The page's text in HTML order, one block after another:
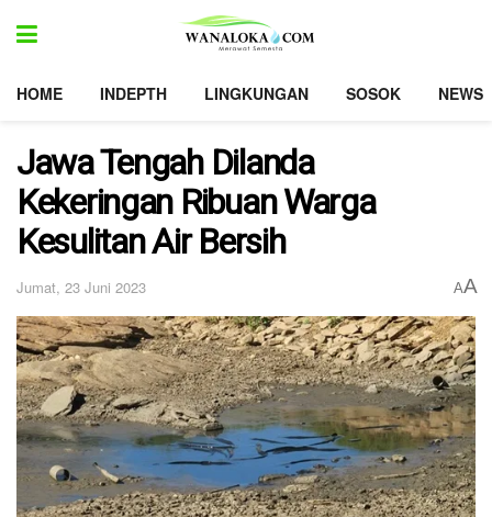
HOME INDEPTH LINGKUNGAN SOSOK NEWS
Jawa Tengah Dilanda
Kekeringan Ribuan Warga
Kesulitan Air Bersih
Jumat, 23 Juni 2023 AA